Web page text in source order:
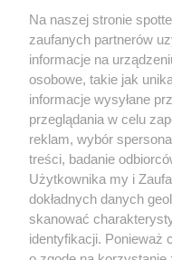
KATEGORIE
OGŁOSZENIA
WYDARZENIA
NA SKRÓTY
Regulamin
Polityka
RODO
Warunki
Na naszej stronie
zaufanych partnerów
informacje na
osobowe, takie jak
informacje wysyłane
przeglądania w celu
reklam, wybór
treści, badanie
Użytkownika my i
dokładnych danych
skanować
identyfikacji. Ponieważ